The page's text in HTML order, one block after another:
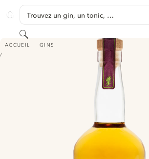
GINVENTORY
Trouvez un gin, un tonic, …
Rechercher
ACCUEIL GINS
SILO RESERVE GIN